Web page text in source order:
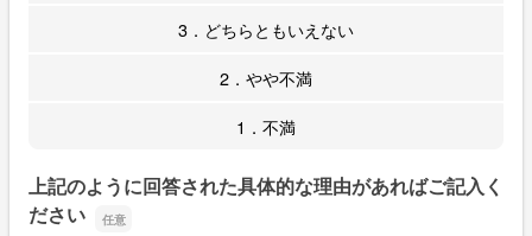
3．どちらともいえない
2．やや不満
1．不満
上記のように回答された具体的な理由があればご記入く
ださい